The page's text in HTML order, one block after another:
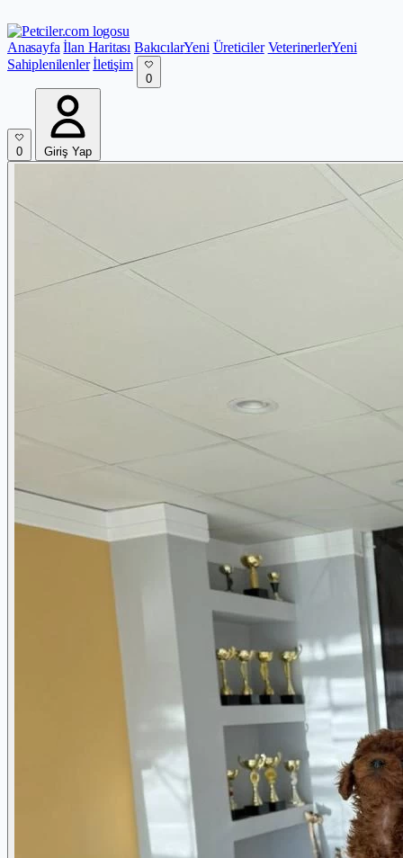
Anasayfa İlan Haritası BakıcılarYeni Üreticiler VeterinerlerYeni
Sahiplenilenler İletişim
0
0 Giriş Yap